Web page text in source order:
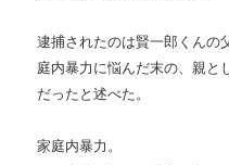
逮捕されたのは賢一郎くんの
庭内暴力に悩んだ末の、親と
だったと述べた。
家庭内暴力。